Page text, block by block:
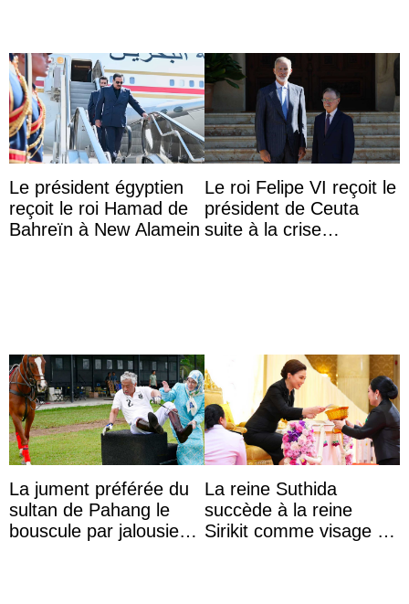
Le président égyptien
reçoit le roi Hamad de
Bahreïn à New Alamein
Le roi Felipe VI reçoit le
président de Ceuta
suite à la crise
La jument préférée du
sultan de Pahang le
bouscule par jalousie
La reine Suthida
succède à la reine
Sirikit comme visage de